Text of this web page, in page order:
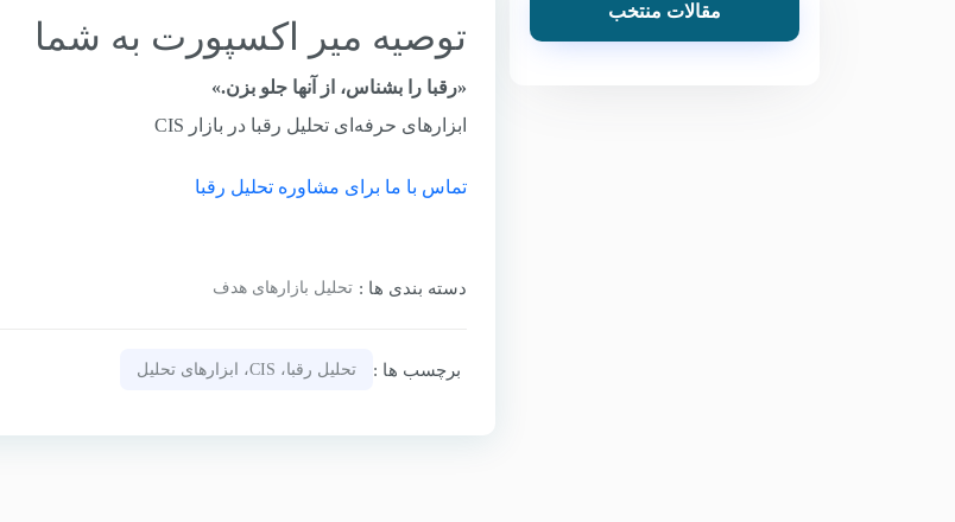
مقالات منتخب
توصیه میر اکسپورت به شما
«رقبا را بشناس، از آنها جلو بزن.»
ابزارهای حرفه‌ای تحلیل رقبا در بازار CIS
تماس با ما برای مشاوره تحلیل رقبا
دسته‌ بندی‌ ها : تحلیل بازارهای هدف
برچسب‌ ها : تحلیل رقبا، CIS، ابزارهای تحلیل